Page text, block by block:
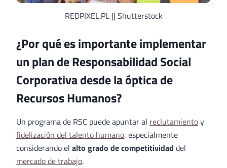
REDPIXEL.PL || Shutterstock
¿Por qué es importante implementar
un plan de Responsabilidad Social
Corporativa desde la óptica de
Recursos Humanos?
Un programa de RSC puede apuntar al reclutamientoy
fidelización del talento humano, especialmente
considerando el alto grado de competitividad del
mercado de trabajo.